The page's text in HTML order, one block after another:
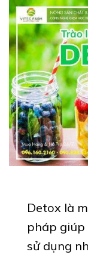
Detox là
pháp giúp
sử dụng